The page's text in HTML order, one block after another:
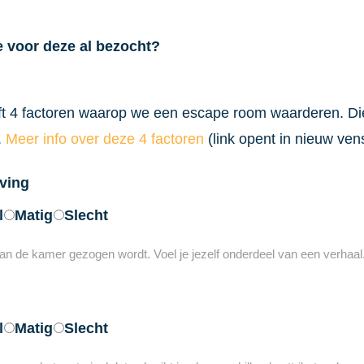
voor deze al bezocht?
4 factoren waarop we een escape room waarderen.
Meer info over deze 4 factoren (link opent in nieuw
Matig Slecht
de kamer gezogen wordt. Voel je jezelf onderdeel van een
Matig Slecht